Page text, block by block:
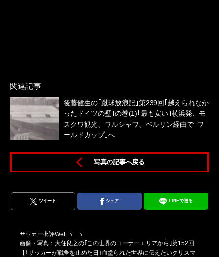
関連記事
後藤健生の｢蹴球放浪記｣第239回｢越えられなか
ったドイツの壁｣の巻(1)｢最も安い｣横浜発、モ
スクワ観光、ワルシャワ、ベルリン経由で｢ワ
ールドカップ｣へ
写真の記事へ戻る
ツイート シェア LINEで送る
サッカー批評Web
画像・写真：大住良之の｢この世界のコーナーエリアから｣第152回
【｢サッカーが戦争を止めた日｣血塗られた世界に伝えたいクリスマ